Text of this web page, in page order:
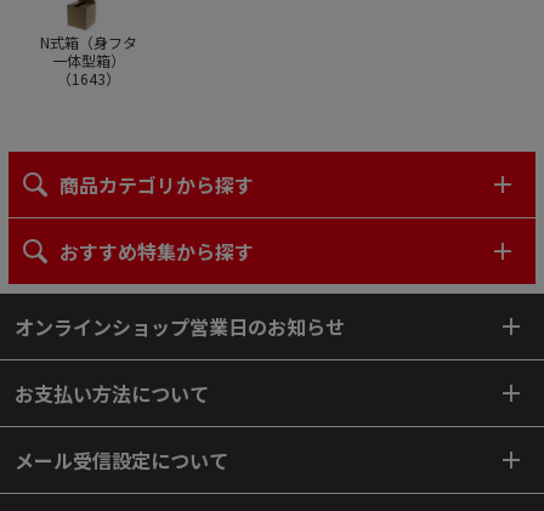
N式箱（身フタ
一体型箱）
（1643）
商品カテゴリから探す
おすすめ特集から探す
オンラインショップ営業日のお知らせ
お支払い方法について
メール受信設定について